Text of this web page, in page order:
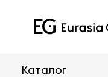
Каталог